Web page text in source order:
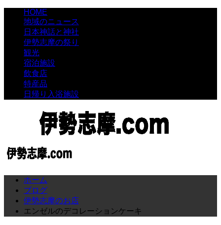
HOME
地域のニュース
日本神話と神社
伊勢志摩の祭り
観光
宿泊施設
飲食店
特産品
日帰り入浴施設
ホーム
ブログ
伊勢志摩のお店
エンゼルのデコレーションケーキ